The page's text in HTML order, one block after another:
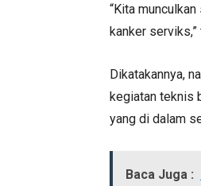
“Kita
kanker serviks,”
Dikatakannya,
kegiatan teknis
yang di dalam
Baca Juga :